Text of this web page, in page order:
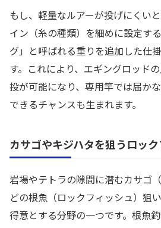
もし、軽量なルアーが投げにくい
イン（糸の種類）を細めに設定す
グ」と呼ばれる重りを追加した仕
す。これにより、エギングロッド
投が可能になり、専用竿では届か
できるチャンスも生まれます。
カサゴやキジハタを狙うロッ
岩場やテトラの隙間に潜むカサゴ
どの根魚（ロックフィッシュ）狙
得意とする分野の一つです。根魚